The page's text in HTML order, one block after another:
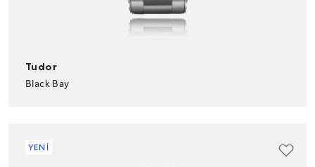
Tudor
Black Bay
YENİ